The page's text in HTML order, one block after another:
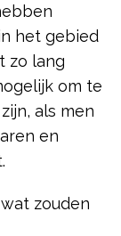
het gebied
zo lang
om te
als men
en
zouden